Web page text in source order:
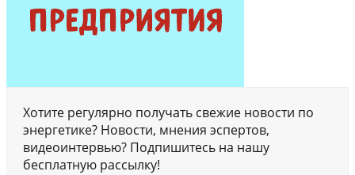
Хотите регулярно получать свежие новости по
энергетике? Новости, мнения эспертов,
видеоинтервью? Подпишитесь на нашу
бесплатную рассылку!